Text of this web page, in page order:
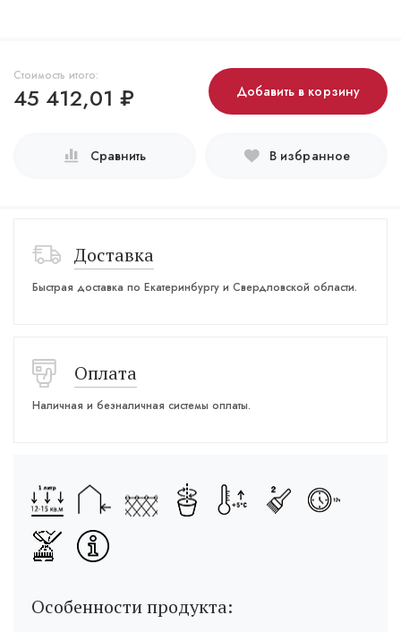
Стоимость итого:
45 412,01 ₽ Добавить в корзину
Сравнить В избранное
Доставка
Быстрая доставка по Екатеринбургу и Свердловской области.
Оплата
Наличная и безналичная системы оплаты.
Особенности продукта: